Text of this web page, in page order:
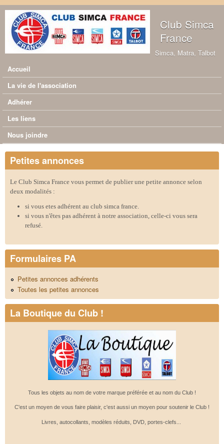
Aller au contenu principal
Club Simca
France
Simca, Matra, Talbot
Menu principal
Accueil
La vie de l'association
Adhérer
Les liens
Nous joindre
Petites annonces
Le Club Simca France vous permet de publier une petite annonce selon
deux modalités :
si vous etes adhérent au club simca france.
si vous n'êtes pas adhérent à notre association, celle-ci vous sera
refusé.
Formulaires PA
Petites annonces adhérents
Toutes les petites annonces
La Boutique du Club !
Tous les objets au nom de votre marque préférée et au nom du Club !
C'est un moyen de vous faire plaisir, c'est aussi un moyen pour soutenir le Club !
Livres, autocollants, modèles réduits, DVD, portes-clefs...